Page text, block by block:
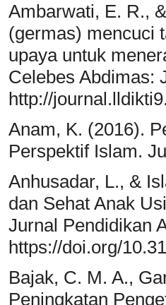
Ambarwati, E. R.,
(germas) mencuci
upaya untuk
Celebes Abdimas:
http://
Anam, K. (2016).
Perspektif Islam.
Anhusadar, L., &
dan Sehat Anak
Jurnal Pendidikan
https://doi.org/
Bajak, C. M. A.,
Peningkatan